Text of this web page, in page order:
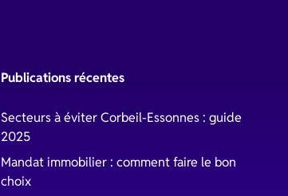
Publications récentes
Secteurs à éviter Corbeil-Essonnes : guide
2025
Mandat immobilier : comment faire le bon
choix